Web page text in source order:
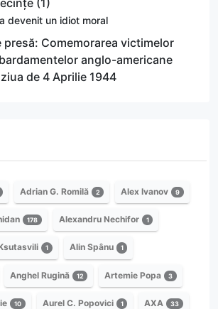
devenit un idiot moral
presă: Comemorarea victimelor
anglo-americane
de 4 Aprilie 1944
Adrian G. Romilă 2 Alex Ivanov 9
178 Alexandru Nechifor 1
1 Alin Spânu 1
Anghel Rugină 12 Artemie Popa 3
10 Aurel C. Popovici 1 AXA 33